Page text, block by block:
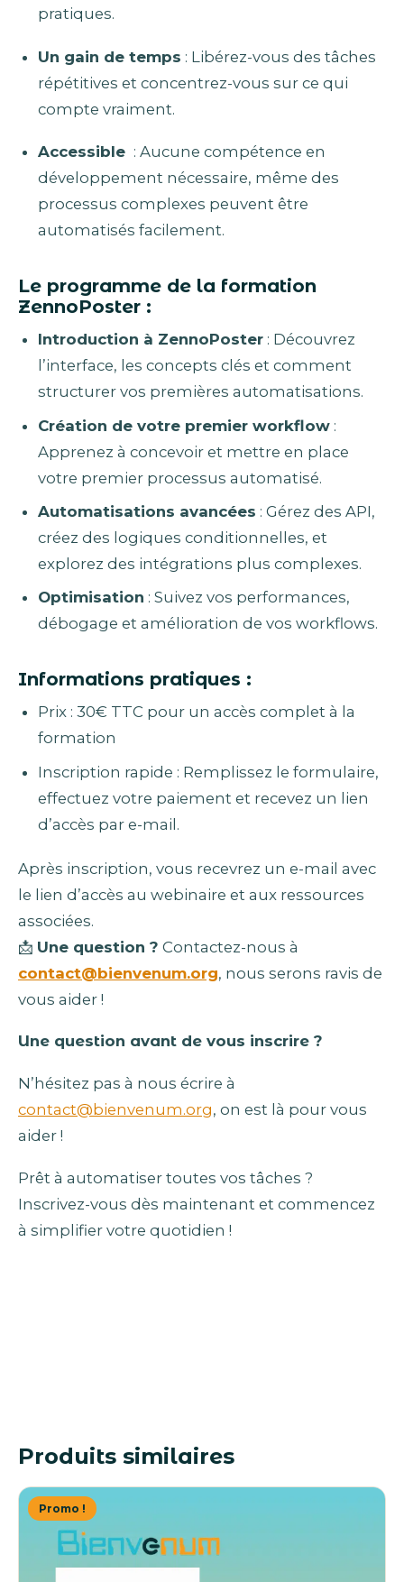
pratiques.
Un gain de temps : Libérez-vous des tâches
répétitives et concentrez-vous sur ce qui
compte vraiment.
Accessible : Aucune compétence en
développement nécessaire, même des
processus complexes peuvent être
automatisés facilement.
Le programme de la formation
ZennoPoster :
Introduction à ZennoPoster: Découvrez
l’interface, les concepts clés et comment
structurer vos premières automatisations.
Création de votre premier workflow:
Apprenez à concevoir et mettre en place
votre premier processus automatisé.
Automatisations avancées : Gérez des API,
créez des logiques conditionnelles, et
explorez des intégrations plus complexes.
Optimisation : Suivez vos performances,
débogage et amélioration de vos workflows.
Informations pratiques :
Prix : 30€ TTC pour un accès complet à la
formation
Inscription rapide : Remplissez le formulaire,
effectuez votre paiement et recevez un lien
d’accès par e-mail.
Après inscription, vous recevrez un e-mail avec
le lien d’accès au webinaire et aux ressources
associées.
📩 Une question ? Contactez-nous à
contact@bienvenum.org, nous serons ravis de
vous aider !
Une question avant de vous inscrire ?
N’hésitez pas à nous écrire à
contact@bienvenum.org, on est là pour vous
aider !
Prêt à automatiser toutes vos tâches ?
Inscrivez-vous dès maintenant et commencez
à simplifier votre quotidien !
Produits similaires
Promo !